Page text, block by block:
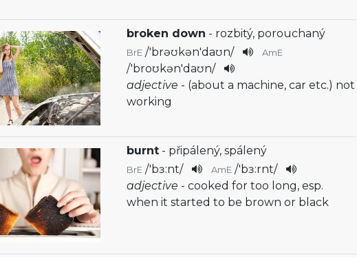
broken down - rozbitý, porouchaný
BrE /'brəʊkən'daʊn/ AmE
/'broʊkən'daʊn/
adjective - (about a machine, car etc.) not
working
burnt - připálený, spálený
BrE /'bɜ:nt/ AmE /'bɜ:rnt/
adjective - cooked for too long, esp.
when it started to be brown or black